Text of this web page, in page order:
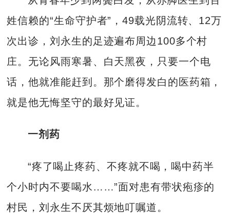
姓信赖的“生命守护者”，49载光阴流转、12万
次出诊，刘永生的足迹遍布周边100多个村
庄。无论风雨寒暑、白天黑夜，只要一个电
话，他就准能赶到。那个磨得发白的医药箱，
就是他无悔坚守的最好见证。
一剂药
“疼了喝止疼药、不疼就不喝，喝中药半
个小时内不要喝水……”面对患有带状疱疹的
村民，刘永生不厌其烦地叮嘱道。